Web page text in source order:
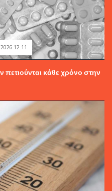
12:11
πετιούνται κάθε χρόνο στην